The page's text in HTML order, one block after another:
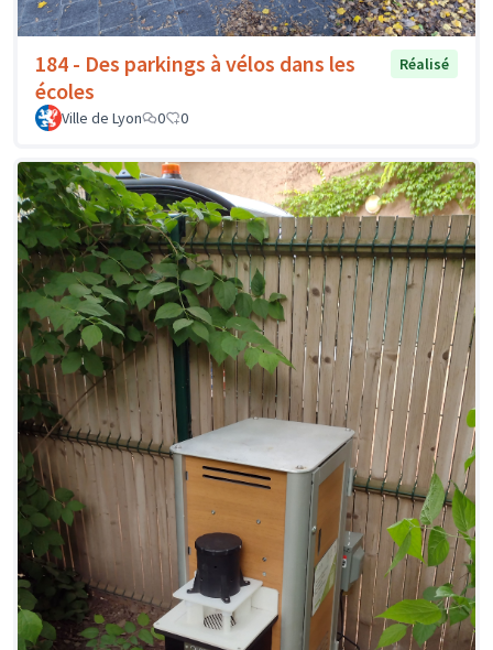
184 - Des parkings à vélos dans les
écoles
Réalisé
Ville de Lyon 0 0